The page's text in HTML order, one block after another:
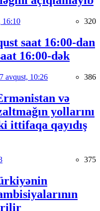
16:10 320
saat 16:00-dan
16:00-dək
avqust, 10:26 386
və
yollarını
ittifaqa qayıdış
375